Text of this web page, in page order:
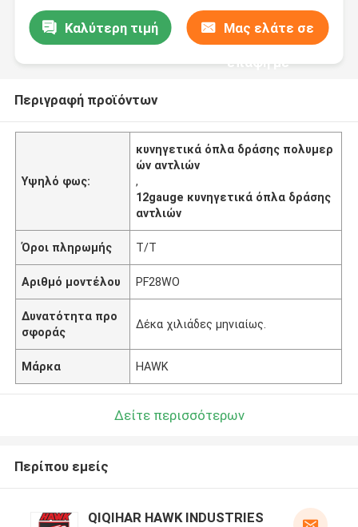
Καλύτερη τιμή Μας ελάτε σε
επαφή με
Περιγραφή προϊόντων
Υψηλό φως:
κυνηγετικά όπλα δράσης πολυμερ
ών αντλιών
,
12gauge κυνηγετικά όπλα δράσης
αντλιών
Όροι πληρωμής T/T
Αριθμό μοντέλου PF28WO
Δυνατότητα προ
σφοράς
Δέκα χιλιάδες μηνιαίως.
Μάρκα HAWK
Δείτε περισσότερων
Περίπου εμείς
QIQIHAR HAWK INDUSTRIES